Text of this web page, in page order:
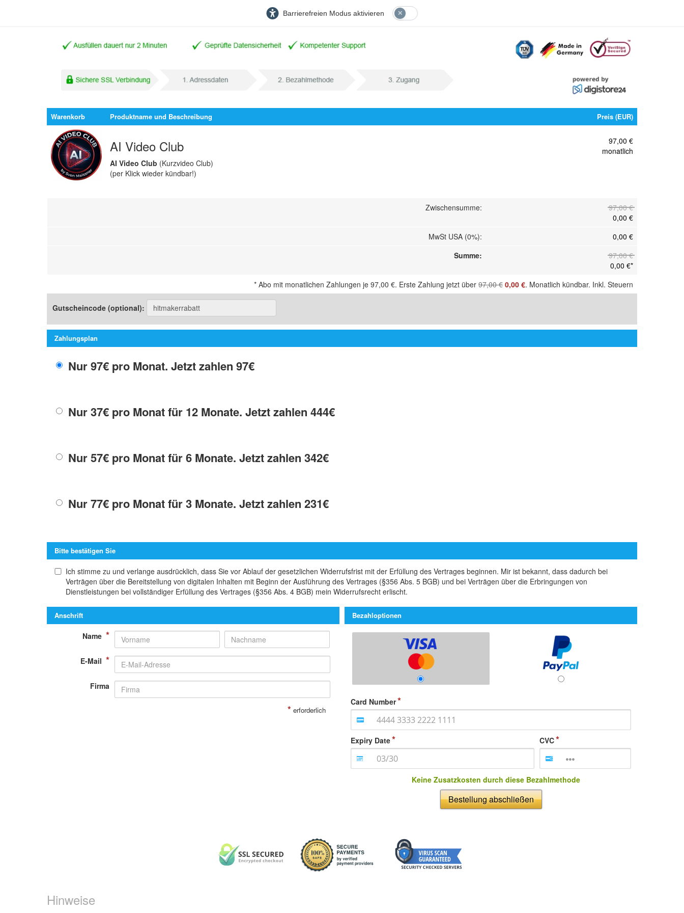
Barrierefreien Modus aktivieren
Warenkorb Produktname und Beschreibung Preis (EUR)
AI Video Club
AI Video Club (Kurzvideo Club)
(per Klick wieder kündbar!)
97,00 €
monatlich
Zwischensumme:
97,00 €
0,00 €
MwSt USA (0%):
0,00 €
Summe:
97,00 €
0,00 €*
* Abo mit monatlichen Zahlungen je 97,00 €. Erste Zahlung jetzt über 97,00 € 0,00 €. Monatlich kündbar. Inkl. Steuern
Gutscheincode (optional):
Zahlungsplan
Nur 97€ pro Monat. Jetzt zahlen 97€
Nur 37€ pro Monat für 12 Monate. Jetzt zahlen 444€
Nur 57€ pro Monat für 6 Monate. Jetzt zahlen 342€
Nur 77€ pro Monat für 3 Monate. Jetzt zahlen 231€
Bitte bestätigen Sie
Ich stimme zu und verlange ausdrücklich, dass Sie vor Ablauf der gesetzlichen Widerrufsfrist mit der Erfüllung des Vertrages beginnen. Mir ist bekannt, dass dadurch bei
Verträgen über die Bereitstellung von digitalen Inhalten mit Beginn der Ausführung des Vertrages (§356 Abs. 5 BGB) und bei Verträgen über die Erbringungen von
Dienstleistungen bei vollständiger Erfüllung des Vertrages (§356 Abs. 4 BGB) mein Widerrufsrecht erlischt.
Anschrift
Name *
E-Mail *
Firma
* erforderlich
Bezahloptionen
Card Number
Expiry Date CVC
Keine Zusatzkosten durch diese Bezahlmethode
Bestellung abschließen
Hinweise